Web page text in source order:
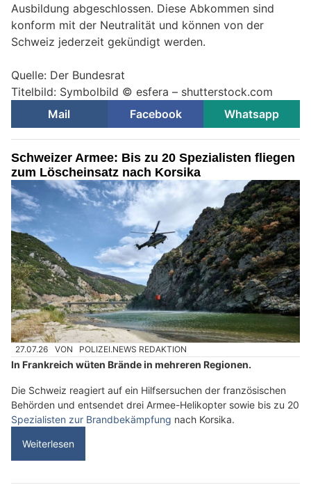
Ausbildung abgeschlossen. Diese Abkommen sind
konform mit der Neutralität und können von der
Schweiz jederzeit gekündigt werden.
Quelle: Der Bundesrat
Titelbild: Symbolbild © esfera – shutterstock.com
Mail
Facebook Whatsapp
Schweizer Armee: Bis zu 20 Spezialisten fliegen
zum Löscheinsatz nach Korsika
27.07.26 VON POLIZEI.NEWS REDAKTION
In Frankreich wüten Brände in mehreren Regionen.
Die Schweiz reagiert auf ein Hilfsersuchen der französischen
Behörden und entsendet drei Armee-Helikopter sowie bis zu 20
Spezialisten zur Brandbekämpfung nach Korsika.
Weiterlesen